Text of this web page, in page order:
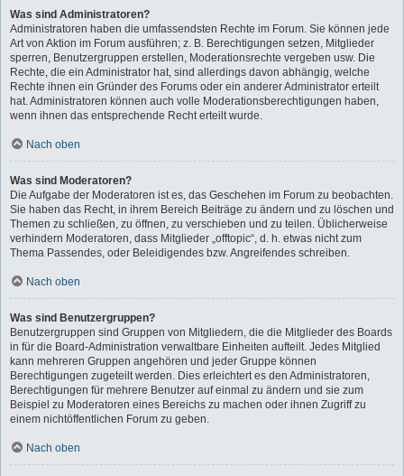
Was sind Administratoren?
Administratoren haben die umfassendsten Rechte im Forum. Sie können jede
Art von Aktion im Forum ausführen; z. B. Berechtigungen setzen, Mitglieder
sperren, Benutzergruppen erstellen, Moderationsrechte vergeben usw. Die
Rechte, die ein Administrator hat, sind allerdings davon abhängig, welche
Rechte ihnen ein Gründer des Forums oder ein anderer Administrator erteilt
hat. Administratoren können auch volle Moderationsberechtigungen haben,
wenn ihnen das entsprechende Recht erteilt wurde.
Nach oben
Was sind Moderatoren?
Die Aufgabe der Moderatoren ist es, das Geschehen im Forum zu beobachten.
Sie haben das Recht, in ihrem Bereich Beiträge zu ändern und zu löschen und
Themen zu schließen, zu öffnen, zu verschieben und zu teilen. Üblicherweise
verhindern Moderatoren, dass Mitglieder „offtopic“, d. h. etwas nicht zum
Thema Passendes, oder Beleidigendes bzw. Angreifendes schreiben.
Nach oben
Was sind Benutzergruppen?
Benutzergruppen sind Gruppen von Mitgliedern, die die Mitglieder des Boards
in für die Board-Administration verwaltbare Einheiten aufteilt. Jedes Mitglied
kann mehreren Gruppen angehören und jeder Gruppe können
Berechtigungen zugeteilt werden. Dies erleichtert es den Administratoren,
Berechtigungen für mehrere Benutzer auf einmal zu ändern und sie zum
Beispiel zu Moderatoren eines Bereichs zu machen oder ihnen Zugriff zu
einem nichtöffentlichen Forum zu geben.
Nach oben